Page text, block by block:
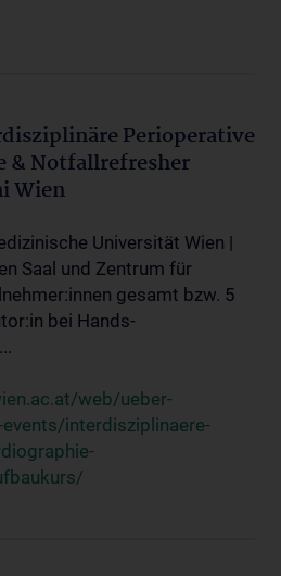
Perioperative
& Notfallrefresher
Wien
Universität Wien |
Saal und Zentrum für
gesamt bzw. 5
bei Hands-
web/ueber-
interdisziplinaere-